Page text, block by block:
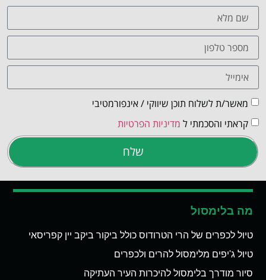
מאשר/ת לשלוח תוכן שיווקי / אינפורמטיבי
קראתי והסכמתי ל מדיניות הפרטיות
שלח
מה בלימסול
טיול לכפרים של הרי הטרודוס כולל ביקור ביקב יין קפריסאי
טיול ג'יפים מלימסול להרים ולכפרים
סיור מודרך בלימסול להיכרות העיר העתיקה